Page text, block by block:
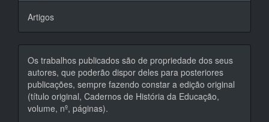
Artigos
Os trabalhos publicados são de propriedade dos seus
autores, que poderão dispor deles para posteriores
publicações, sempre fazendo constar a edição original
(título original, Cadernos de História da Educação,
volume, nº, páginas).